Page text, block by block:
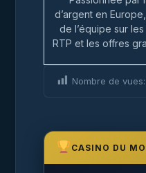
d’argent en
de l’équipe sur
RTP et les offres
Nombre de vues:
CASINO DU